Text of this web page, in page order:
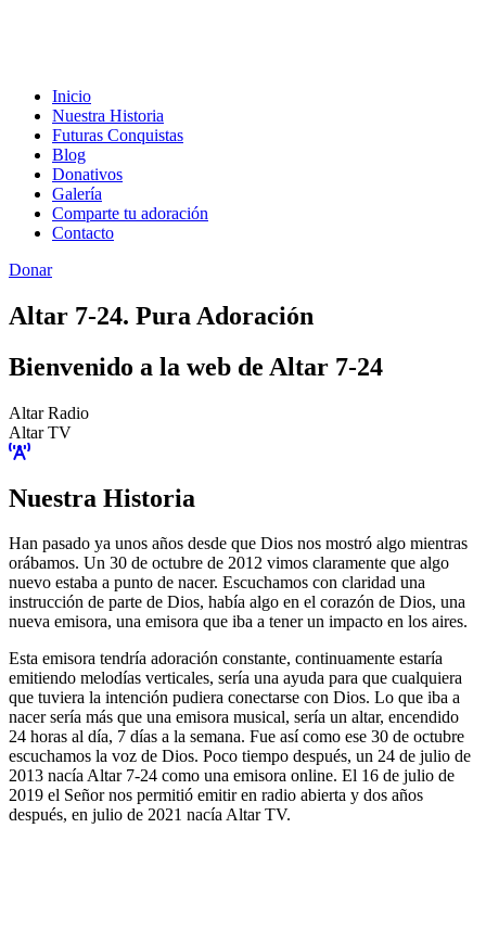
Inicio
Nuestra Historia
Futuras Conquistas
Blog
Donativos
Galería
Comparte tu adoración
Contacto
Donar
Altar 7-24. Pura Adoración
Bienvenido a la web de Altar 7-24
Altar Radio
Altar TV
Nuestra Historia
Han pasado ya unos años desde que Dios nos mostró algo mientras
orábamos. Un 30 de octubre de 2012 vimos claramente que algo
nuevo estaba a punto de nacer. Escuchamos con claridad una
instrucción de parte de Dios, había algo en el corazón de Dios, una
nueva emisora, una emisora que iba a tener un impacto en los aires.
Esta emisora tendría adoración constante, continuamente estaría
emitiendo melodías verticales, sería una ayuda para que cualquiera
que tuviera la intención pudiera conectarse con Dios. Lo que iba a
nacer sería más que una emisora musical, sería un altar, encendido
24 horas al día, 7 días a la semana. Fue así como ese 30 de octubre
escuchamos la voz de Dios. Poco tiempo después, un 24 de julio de
2013 nacía Altar 7-24 como una emisora online. El 16 de julio de
2019 el Señor nos permitió emitir en radio abierta y dos años
después, en julio de 2021 nacía Altar TV.